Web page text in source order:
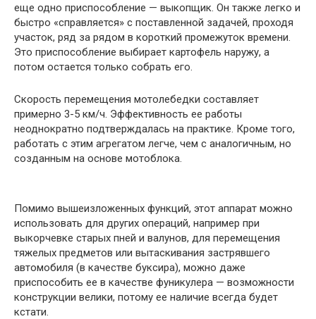
еще одно приспособление — выкопщик. Он также легко и
быстро «справляется» с поставленной задачей, проходя
участок, ряд за рядом в короткий промежуток времени.
Это приспособление выбирает картофель наружу, а
потом остается только собрать его.
Скорость перемещения мотолебедки составляет
примерно 3-5 км/ч. Эффективность ее работы
неоднократно подтверждалась на практике. Кроме того,
работать с этим агрегатом легче, чем с аналогичным, но
созданным на основе мотоблока.
Помимо вышеизложенных функций, этот аппарат можно
использовать для других операций, например при
выкорчевке старых пней и валунов, для перемещения
тяжелых предметов или вытаскивания застрявшего
автомобиля (в качестве буксира), можно даже
приспособить ее в качестве фуникулера — возможности
конструкции велики, потому ее наличие всегда будет
кстати.